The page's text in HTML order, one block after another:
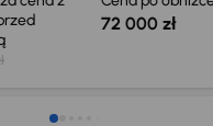
72 000 zł
taniej o 41 000 zł